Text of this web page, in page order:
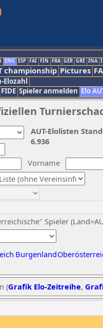
ENG ESP FAI FIN FRA GER GRE INA
championship Pictures
Elozahl
FIDE Spieler anmelden Elo
Vorname
Spieler
Burgenland
AUT-Elolisten
6.936
(Grafik Elo-Zeitreihe,